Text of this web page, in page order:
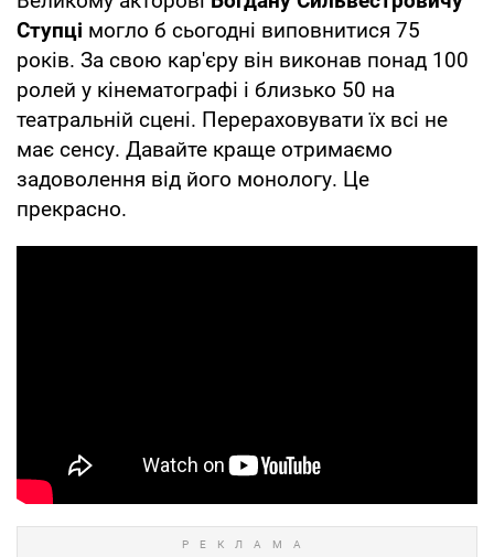
Ступці могло б сьогодні виповнитися 75
років. За свою кар'єру він виконав понад 100
ролей у кінематографі і близько 50 на
театральній сцені. Перераховувати їх всі не
має сенсу. Давайте краще отримаємо
задоволення від його монологу. Це
прекрасно.